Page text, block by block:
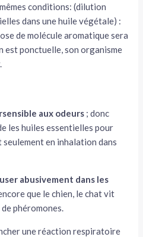
conditions: (dilution
dans une huile végétale) :
de molécule aromatique sera
est ponctuelle, son organisme
aux odeurs ; donc
les huiles essentielles pour
en inhalation dans
abusivement dans les
que le chien, le chat vit
phéromones.
une réaction respiratoire